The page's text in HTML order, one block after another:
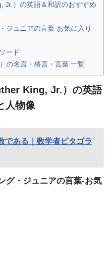
Jr.）の英語＆和訳のおすすめ
ジュニアの言葉-お気に入り
ード
の名言・格言・言葉 一覧
King, Jr.）の英語
人物像
である｜数学者ピタゴラ
グ・ジュニアの言葉-お気